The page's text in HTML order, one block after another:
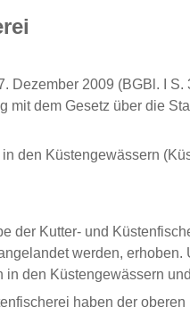
Dezember 2009 (BGBl. I
mit dem Gesetz über die
den Küstengewässern
der Kutter- und
werden,
in den Küstengewässern
haben der